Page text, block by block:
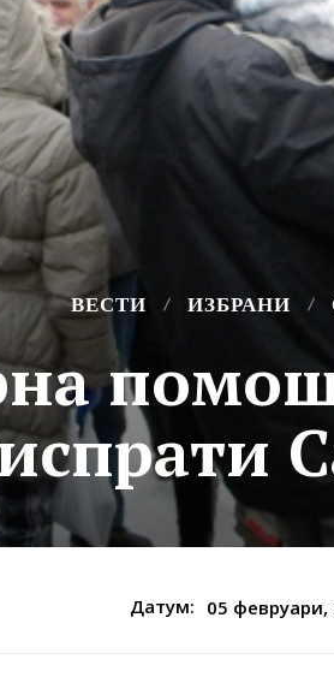
ВЕСТИ ИЗБРАНИ
помош
Датум: 05 февруари,